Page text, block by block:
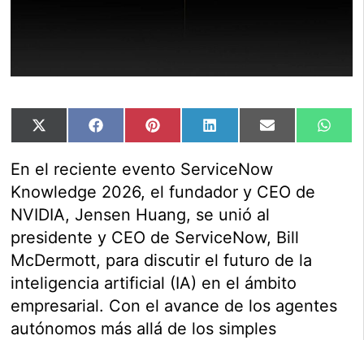
Compartir
en
X
(Twitter)
Compartir
en
FacebookCompartir
en
PinterestCompartir
en
LinkedInCompartir
en
Email
en
En el reciente evento ServiceNow
Knowledge 2026, el fundador y CEO de
NVIDIA, Jensen Huang, se unió al
presidente y CEO de ServiceNow, Bill
McDermott, para discutir el futuro de la
inteligencia artificial (IA) en el ámbito
empresarial. Con el avance de los agentes
autónomos más allá de los simples